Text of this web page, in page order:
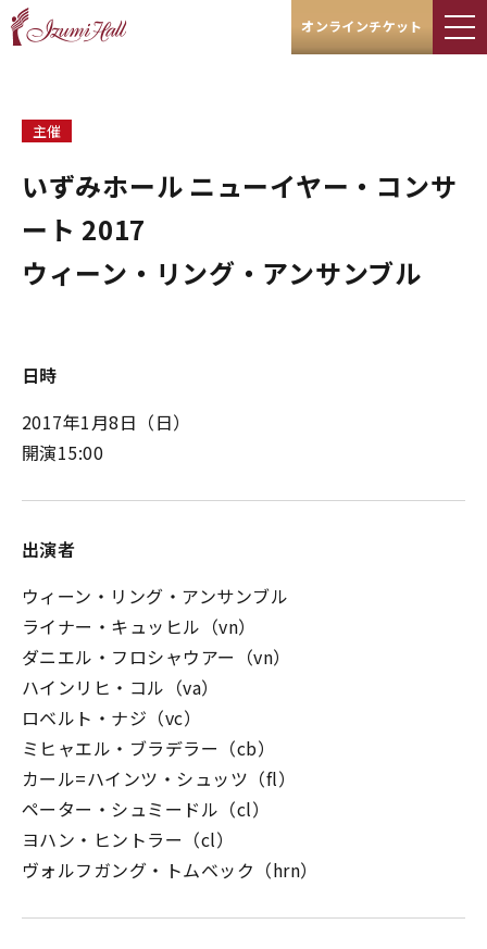
オンラインチケット
主催
いずみホール ニューイヤー・コンサ
ート 2017
ウィーン・リング・アンサンブル
日時
2017年1月8日（日）
開演15:00
出演者
ウィーン・リング・アンサンブル
ライナー・キュッヒル（vn）
ダニエル・フロシャウアー（vn）
ハインリヒ・コル（va）
ロベルト・ナジ（vc）
ミヒャエル・ブラデラー（cb）
カール=ハインツ・シュッツ（fl）
ペーター・シュミードル（cl）
ヨハン・ヒントラー（cl）
ヴォルフガング・トムベック（hrn）